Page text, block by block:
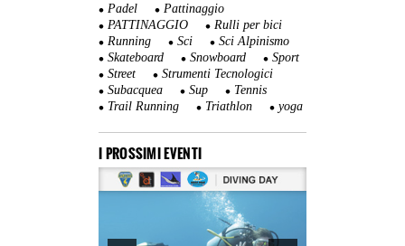
Padel
Pattinaggio
PATTINAGGIO
Rulli per bici
Running
Sci
Sci Alpinismo
Skateboard
Snowboard
Sport
Street
Strumenti Tecnologici
Subacquea
Sup
Tennis
Trail Running
Triathlon yoga
I PROSSIMI EVENTI